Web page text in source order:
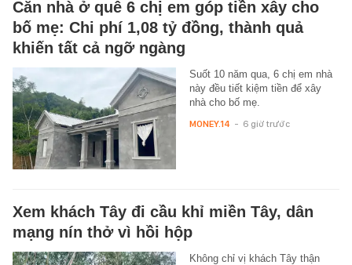
Căn nhà ở quê 6 chị em góp tiền xây cho
bố mẹ: Chi phí 1,08 tỷ đồng, thành quả
khiến tất cả ngỡ ngàng
Suốt 10 năm qua, 6 chị em nhà
này đều tiết kiệm tiền để xây
nhà cho bố mẹ.
MONEY.14 - 6 giờ trước
Xem khách Tây đi cầu khỉ miền Tây, dân
mạng nín thở vì hồi hộp
Không chỉ vị khách Tây thận